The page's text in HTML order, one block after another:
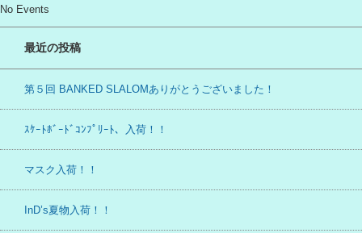
No Events
最近の投稿
第５回 BANKED SLALOMありがとうございました！
ｽｹｰﾄﾎﾞｰﾄﾞｺﾝﾌﾟﾘｰﾄ、入荷！！
マスク入荷！！
InD’s夏物入荷！！